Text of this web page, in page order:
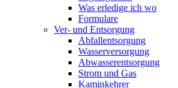
Was erledige ich wo
Formulare
Ver- und Entsorgung
Abfallentsorgung
Wasserversorgung
Abwasserentsorgung
Strom und Gas
Kaminkehrer